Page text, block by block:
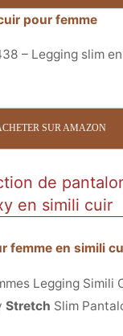
– Legging slim
SUR AMAZON
de
en simili cuir
Legging Simili
Stretch Slim